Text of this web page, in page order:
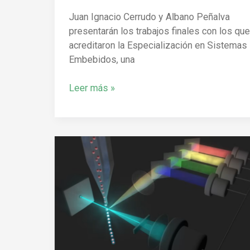
Juan Ignacio Cerrudo y Albano Peñalva
presentarán los trabajos finales con los que
acreditaron la Especialización en Sistemas
Embebidos, una
Leer más »
Curso
Capacitación
en
Citometría
de